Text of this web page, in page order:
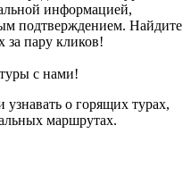
информацией,
подтверждением. Найдите
за пару кликов!
с нами!
о горящих турах,
маршрутах.